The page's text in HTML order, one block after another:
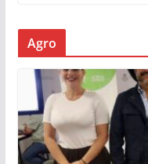
Agro